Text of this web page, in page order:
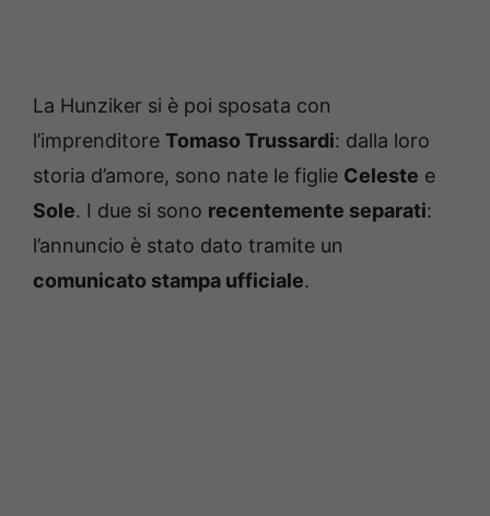
La Hunziker si è poi sposata con
l’imprenditore Tomaso Trussardi: dalla loro
storia d’amore, sono nate le figlie Celeste e
Sole. I due si sono recentemente separati:
l’annuncio è stato dato tramite un
comunicato stampa ufficiale.